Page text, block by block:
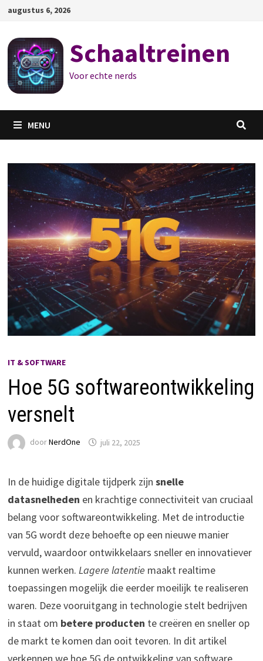
Ga
de
inhoud
augustus 6, 2026
Schaaltreinen
Voor echte nerds
MENU
IT & SOFTWARE
Hoe 5G softwareontwikkeling
versnelt
doorNerdOne juli 22, 2025
In de huidige digitale tijdperk zijn snelle
datasnelheden en krachtige connectiviteit van cruciaal
belang voor softwareontwikkeling. Met de introductie
van 5G wordt deze behoefte op een nieuwe manier
vervuld, waardoor ontwikkelaars sneller en innovatiever
kunnen werken. Lagere latentie maakt realtime
toepassingen mogelijk die eerder moeilijk te realiseren
waren. Deze vooruitgang in technologie stelt bedrijven
in staat om betere producten te creëren en sneller op
de markt te komen dan ooit tevoren. In dit artikel